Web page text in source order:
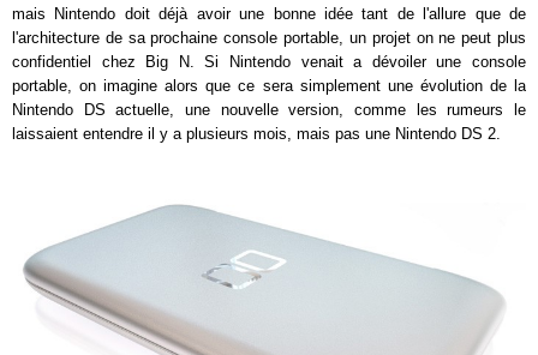
mais Nintendo doit déjà avoir une bonne idée tant de l'allure que de
l'architecture de sa prochaine console portable, un projet on ne peut plus
confidentiel chez Big N. Si Nintendo venait a dévoiler une console
portable, on imagine alors que ce sera simplement une évolution de la
Nintendo DS actuelle, une nouvelle version, comme les rumeurs le
laissaient entendre il y a plusieurs mois, mais pas une Nintendo DS 2.